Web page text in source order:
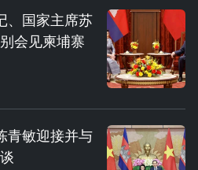
、国家主席苏
会见柬埔寨
青敏迎接并与